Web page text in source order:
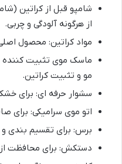
از هرگونه آلودگی و چربی.
مواد کراتین: محصول
مو و تثبیت کراتین.
سشوار حرفه ای: برای
اتو موی سرامیکی: برای
برس: برای تقسیم بندی
دستکش: برای محافظت از